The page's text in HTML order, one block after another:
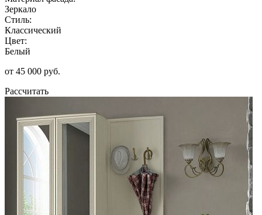
Зеркало
Стиль:
Классический
Цвет:
Белый
от 45 000 руб.
Рассчитать